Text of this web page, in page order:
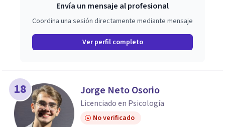
Envía un mensaje al profesional
Coordina una sesión directamente mediante mensaje
Ver perfil completo
18 Jorge Neto Osorio
Licenciado en Psicología
No verificado